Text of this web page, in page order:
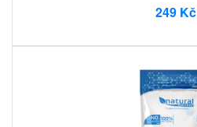
249 Kč